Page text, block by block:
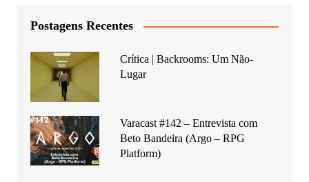
Postagens Recentes
Crítica | Backrooms: Um Não-
Lugar
Varacast #142 – Entrevista com
Beto Bandeira (Argo – RPG
Platform)